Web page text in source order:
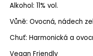
Alkohol: 11% vol.
Vůně: Ovocná, nádech
Chuť: Harmonická a
Vegan Friendly